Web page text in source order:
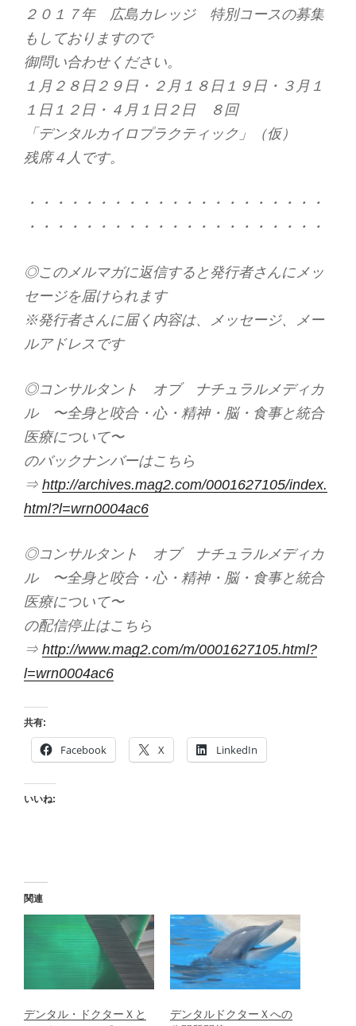
２０１７年 広島カレッジ 特別コースの募集
もしておりますので
御問い合わせください。
１月２８日２９日・２月１８日１９日・３月１
１日１２日・４月１日２日 ８回
「デンタルカイロプラクティック」（仮）
残席４人です。
・・・・・・・・・・・・・・・・・・・・・
・・・・・・・・・・・・・・・・・・・・・
◎このメルマガに返信すると発行者さんにメッ
セージを届けられます
※発行者さんに届く内容は、メッセージ、メー
ルアドレスです
◎コンサルタント オブ ナチュラルメディカ
ル 〜全身と咬合・心・精神・脳・食事と統合
医療について〜
のバックナンバーはこちら
⇒ http://archives.mag2.com/0001627105/index.
html?l=wrn0004ac6
◎コンサルタント オブ ナチュラルメディカ
ル 〜全身と咬合・心・精神・脳・食事と統合
医療について〜
の配信停止はこちら
⇒ http://www.mag2.com/m/0001627105.html?
l=wrn0004ac6
共有:
Facebook X LinkedIn
いいね:
関連
デンタル・ドクターＸと
デンタルドクターＸへの